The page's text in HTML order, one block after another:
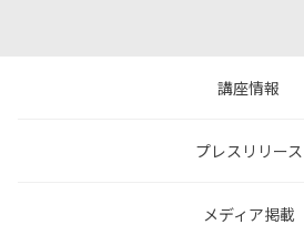
講座情報
プレスリリース
メディア掲載